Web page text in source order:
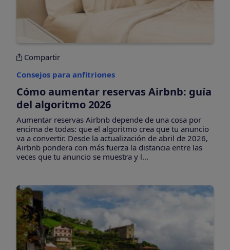
Compartir
Consejos para anfitriones
Cómo aumentar reservas Airbnb: guía
del algoritmo 2026
Aumentar reservas Airbnb depende de una cosa por
encima de todas: que el algoritmo crea que tu anuncio
va a convertir. Desde la actualización de abril de 2026,
Airbnb pondera con más fuerza la distancia entre las
veces que tu anuncio se muestra y l...